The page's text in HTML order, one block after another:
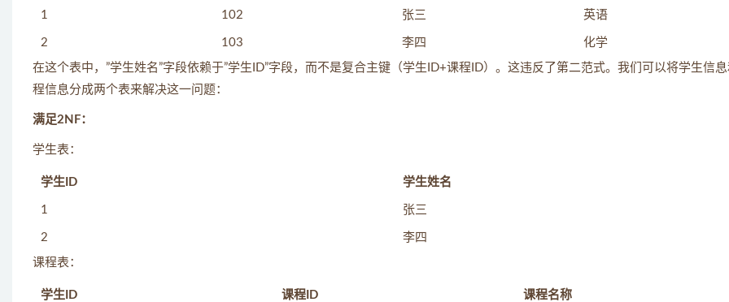
1 102 张三 英语
2 103 李四 化学
在这个表中，”学生姓名”字段依赖于”学生ID”字段，而不是复合主键（学生ID+课程ID）。这违反了第二范式。我们可以将学生信
程信息分成两个表来解决这一问题：
满足2NF：
学生表：
学生ID 学生姓名
1 张三
2 李四
课程表：
学生ID 课程ID 课程名称